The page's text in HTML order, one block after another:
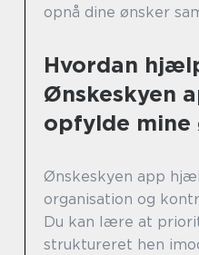
opnå dine ønsker
Hvordan
Ønskeskyen
opfylde mine
Ønskeskyen app
organisation og
Du kan lære at
struktureret hen